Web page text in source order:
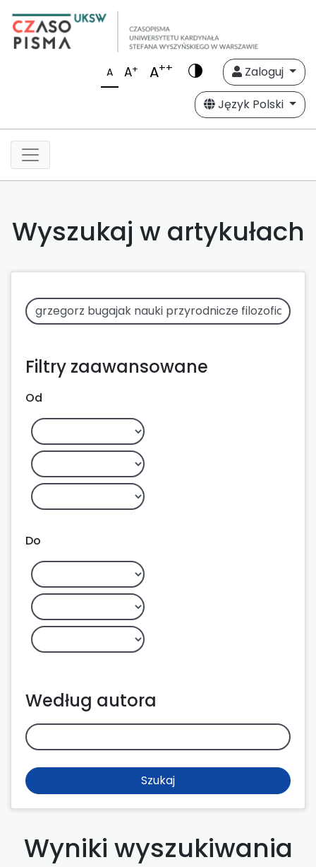
A A+ A++
Zaloguj
Język Polski
Wyszukaj w artykułach
Filtry zaawansowane
Od
Do
Według autora
Szukaj
Wyniki wyszukiwania